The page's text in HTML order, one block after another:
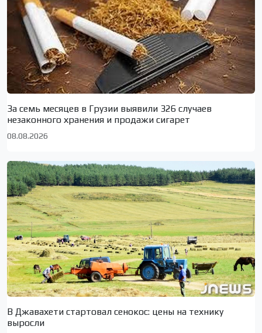
За семь месяцев в Грузии выявили 326 случаев
незаконного хранения и продажи сигарет
08.08.2026
В Джавахети стартовал сенокос: цены на технику
выросли